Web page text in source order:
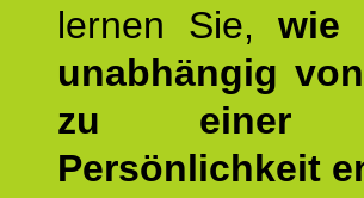
lernen Sie, wie
unabhängig
zu einer
Persönlichkeit